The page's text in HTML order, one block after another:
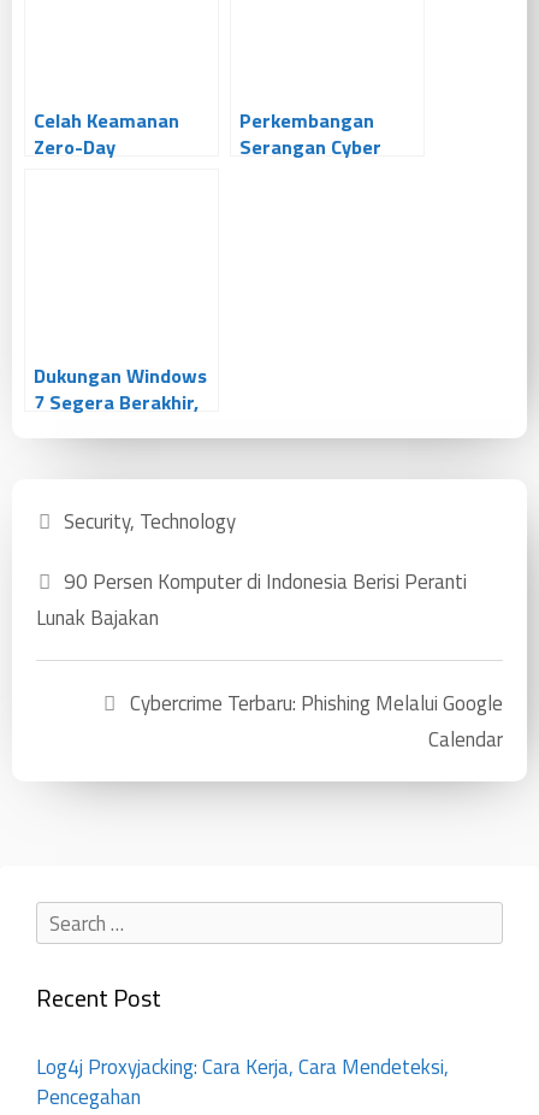
Celah Keamanan
Zero-Day
Perkembangan
Serangan Cyber
Dukungan Windows
7 Segera Berakhir,
Security, Technology
90 Persen Komputer di Indonesia Berisi Peranti
Lunak Bajakan
Cybercrime Terbaru: Phishing Melalui Google
Calendar
Recent Post
Log4j Proxyjacking: Cara Kerja, Cara Mendeteksi,
Pencegahan